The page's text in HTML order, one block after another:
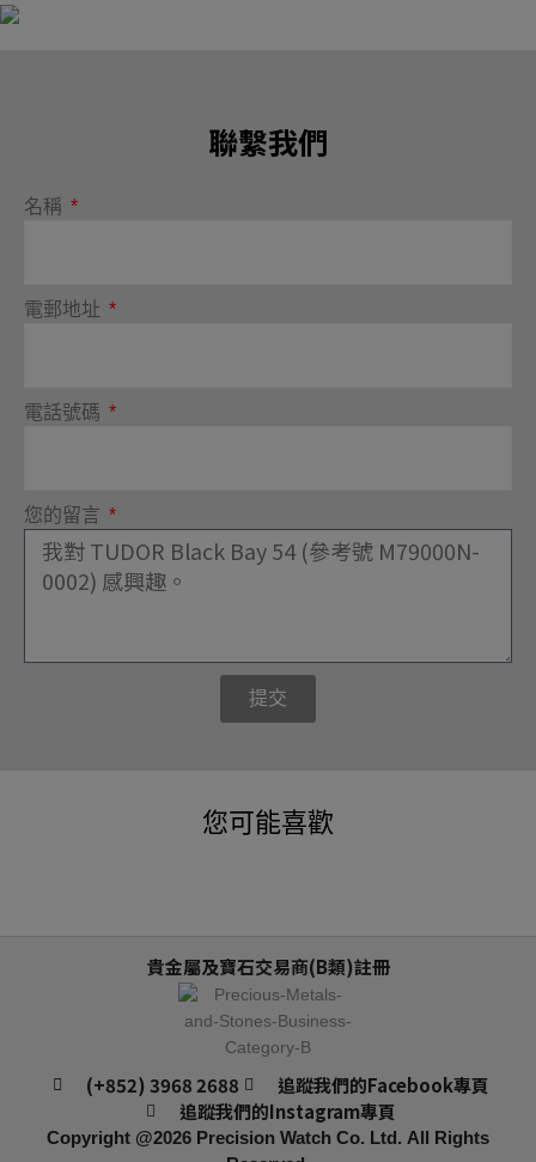
聯繫我們
名稱
電郵地址
電話號碼
您的留言
提交
您可能喜歡
(+852) 3968 2688
追蹤我們的Facebook專頁
追蹤我們的Instagram專頁
Copyright @2026 Precision Watch Co. Ltd.
貴金屬及寶石交易商(B類)註冊